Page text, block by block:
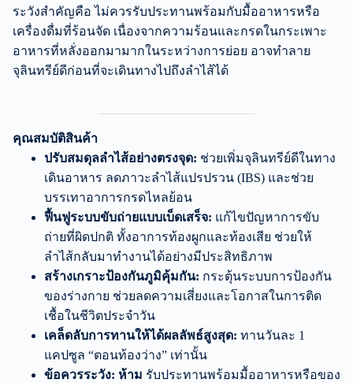
ระวังสำคัญคือ ไม่ควรรับประทานพร้อมกับมื้ออาหารหรือ
เครื่องดื่มที่ร้อนจัด เนื่องจากความร้อนและกรดในกระเพาะ
อาหารที่หลั่งออกมามากในระหว่างการย่อย อาจทำลาย
จุลินทรีย์ดีก่อนที่จะเดินทางไปถึงลำไส้ได้
คุณสมบัติสินค้า
ปรับสมดุลลำไส้อย่างตรงจุด: ช่วยเพิ่มจุลินทรีย์ดีในทาง
เดินอาหาร ลดภาวะลำไส้แปรปรวน (IBS) และช่วย
บรรเทาอาการกรดไหลย้อน
ฟื้นฟูระบบขับถ่ายแบบเบ็ดเสร็จ: แก้ไขปัญหาการขับ
ถ่ายที่ผิดปกติ ทั้งอาการท้องผูกและท้องเสีย ช่วยให้
ลำไส้กลับมาทำงานได้อย่างมีประสิทธิภาพ
สร้างเกราะป้องกันภูมิคุ้มกัน: กระตุ้นระบบการป้องกัน
ของร่างกาย ช่วยลดความเสี่ยงและโอกาสในการติด
เชื้อในชีวิตประจำวัน
เคล็ดลับการทานให้ได้ผลลัพธ์สูงสุด: ทานวันละ 1
แคปซูล “ตอนท้องว่าง” เท่านั้น
ข้อควรระวัง: ห้าม รับประทานพร้อมมื้ออาหารหรือของ